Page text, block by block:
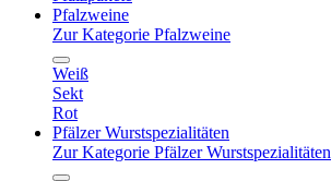
Pfalzweine
Zur Kategorie Pfalzweine
Weiß
Sekt
Rot
Pfälzer Wurstspezialitäten
Zur Kategorie Pfälzer Wurstspezialitäten